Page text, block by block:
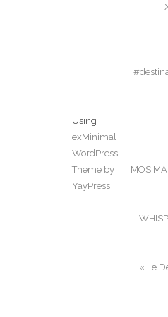
Using
exMinimal
WordPress
Theme by
YayPress
« Le